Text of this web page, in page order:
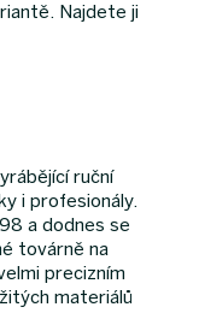
Najdete ji
ruční
i profesionály.
a dodnes se
továrně na
precizním
materiálů